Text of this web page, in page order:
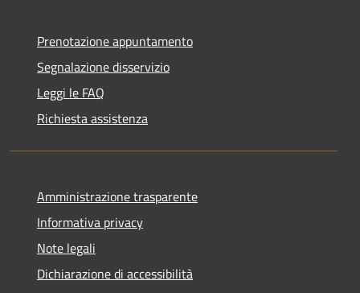
Prenotazione appuntamento
Segnalazione disservizio
Leggi le FAQ
Richiesta assistenza
Amministrazione trasparente
Informativa privacy
Note legali
Dichiarazione di accessibilità